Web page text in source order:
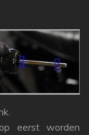
eerst worden